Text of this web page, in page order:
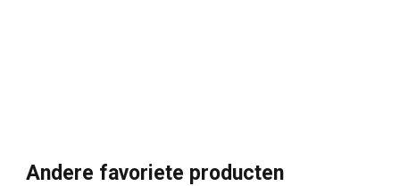
Andere favoriete producten